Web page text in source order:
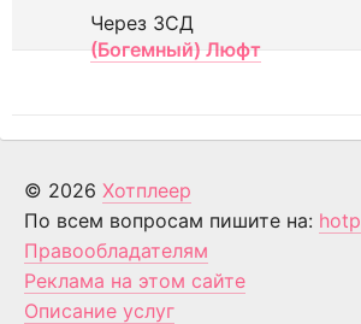
Через ЗСД
(Богемный) Люфт
© 2026 Хотплеер
По всем вопросам пишите на:
Правообладателям
Реклама на этом сайте
Описание услуг